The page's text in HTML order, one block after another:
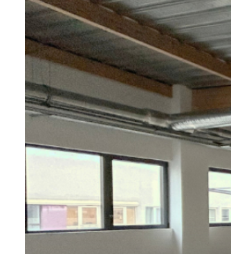
tarif
estimation